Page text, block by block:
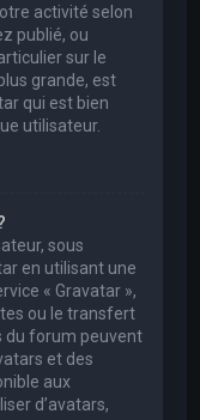
activité selon
publié, ou
sur le
grande, est
qui est bien
utilisateur.
sous
en utilisant une
« Gravatar »,
ou le transfert
du forum peuvent
et des
aux
d’avatars,